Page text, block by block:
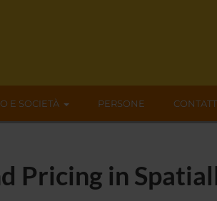
E SOCIETÀ PERSONE
Pricing in